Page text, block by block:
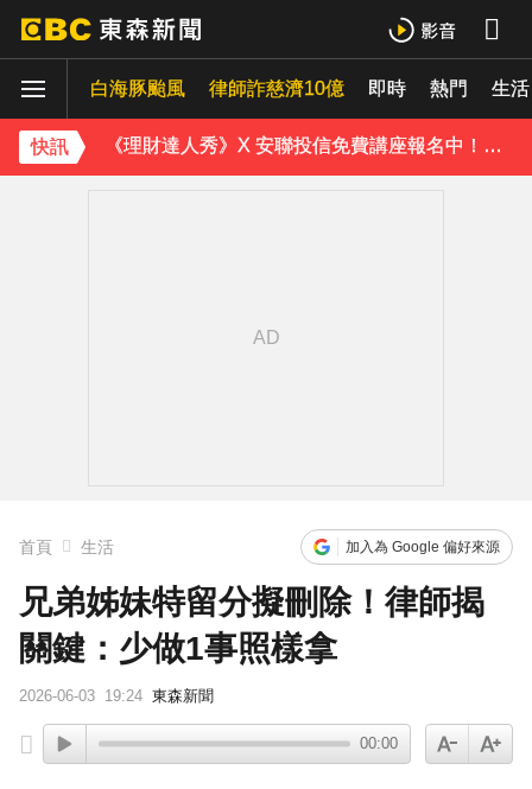
白海豚颱風 律師詐慈濟10億 即時 熱門 生活
快訊
防空演習登場！高雄街頭瞬間淨空 直擊畫面曝光
緯創股利2度延發史上首例 金管會說重話：考慮收回股務自辦
《理財達人秀》X 安聯投信免費講座報名中！搶先卡位 2027
首頁 生活 加入為 Google 偏好來源
兄弟姊妹特留分擬刪除！律師揭
關鍵：少做1事照樣拿
2026-06-03 19:24 東森新聞
00:00